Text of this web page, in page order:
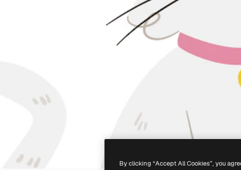
By clicking “Accept All Cookies”, you